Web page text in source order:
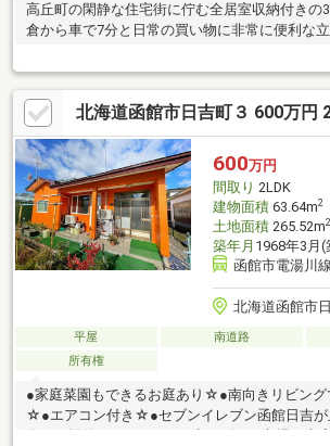
高丘町の閑静な住宅街に佇む全居室収納付きの
倉から車で7分と日常の買い物に非常に便利な立
北海道函館市日吉町３ 600万円
600万円
間取り 2LDK
建物面積63.64m2
土地面積265.52m2
築年月 1968年3月
函館市電湯川
北海道函館市
平屋 南道路
所有権
●家庭菜園もできるお庭あり☆●南向きリビング
☆●エアコン付き☆●セブンイレブン函館日吉が
分（距離約３６８ｍ）☆●生鮮げんき市場日吉